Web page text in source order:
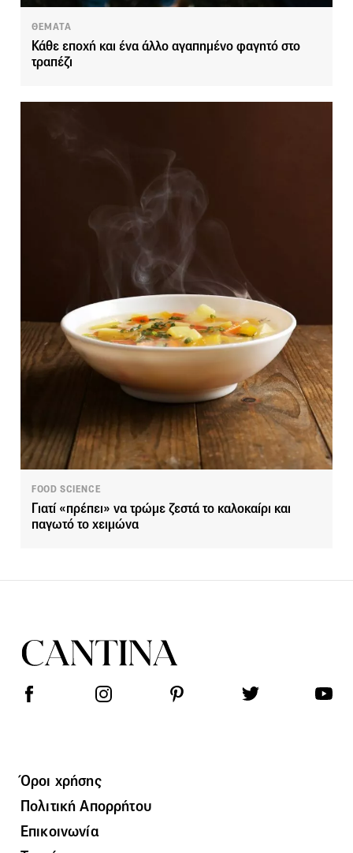
ΘΕΜΑΤΑ
Κάθε εποχή και ένα άλλο αγαπημένο φαγητό στο
τραπέζι
FOOD SCIENCE
Γιατί «πρέπει» να τρώμε ζεστά το καλοκαίρι και
παγωτό το χειμώνα
Όροι χρήσης
Πολιτική Απορρήτου
Επικοινωνία